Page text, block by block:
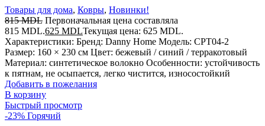
Товары для дома, Ковры, Новинки!
815MDL Первоначальная цена составляла
815 MDL.625 MDLТекущая цена: 625 MDL.
Характеристики: Бренд: Danny Home Модель: CPT04-2
Размер: 160 × 230 см Цвет: бежевый / синий / терракотовый
Материал: синтетическое волокно Особенности: устойчивость
к пятнам, не осыпается, легко чистится, износостойкий
Добавить в пожелания
В корзину
Быстрый просмотр
-23% Горячий